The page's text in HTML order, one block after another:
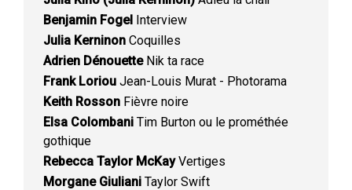
Benjamin Fogel Interview
Julia Kerninon Coquilles
Adrien DénouetteNik ta race
Frank Loriou Jean-Louis Murat - Photorama
Keith Rosson Fièvre noire
Elsa Colombani Tim Burton ou le prométhée
gothique
Rebecca Taylor McKayVertiges
Morgane Giuliani Taylor Swift